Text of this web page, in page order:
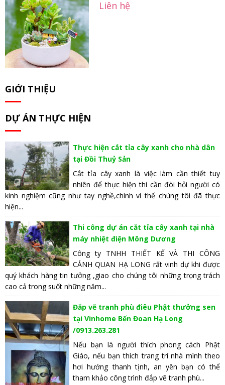
Liên hệ
GIỚI THIỆU
DỰ ÁN THỰC HIỆN
Thực hiện cắt tỉa cây xanh cho nhà dân
tại Đồi Thuỷ Sản
Cắt tỉa cây xanh là việc làm cần thiết tuy
nhiên để thực hiện thì cần đòi hỏi người có
kinh nghiệm cũng như tay nghề,chính vì thế chúng tôi đã thực
hiện...
Thi công dự án cắt tỉa cây xanh tại nhà
máy nhiệt điện Mông Dương
Công ty TNHH THIẾT KẾ VÀ THI CÔNG
CẢNH QUAN HẠ LONG rất vinh dự khi được
quý khách hàng tin tưởng ,giao cho chúng tôi những trọng trách
cao cả trong suốt những năm...
Đắp vẽ tranh phù điêu Phật thưởng sen
tại Vinhome Bến Đoan Hạ Long
/0913.263.281
Nếu bạn là người thích phong cách Phật
Giáo, nếu bạn thích trang trí nhà mình theo
hơi hướng thanh tịnh, an yên bạn có thể
tham khảo công trình đắp vẽ tranh phù...